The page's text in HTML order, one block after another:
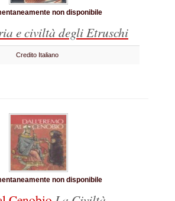
non disponibile
e civiltà degli Etruschi
Credito Italiano
non disponibile